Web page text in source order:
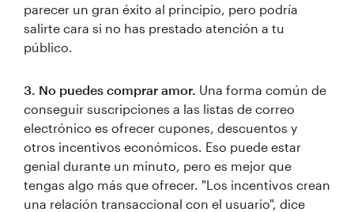
parecer un gran éxito al principio, pero podría
salirte cara si no has prestado atención a tu
público.
3. No puedes comprar amor. Una forma común de
conseguir suscripciones a las listas de correo
electrónico es ofrecer cupones, descuentos y
otros incentivos económicos. Eso puede estar
genial durante un minuto, pero es mejor que
tengas algo más que ofrecer. "Los incentivos crean
una relación transaccional con el usuario", dice